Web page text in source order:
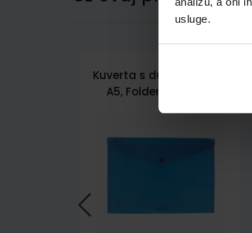
usluge.
Kuverta s dugmetom PP
A5, Foldermate Pop
Gear art. 470, plava